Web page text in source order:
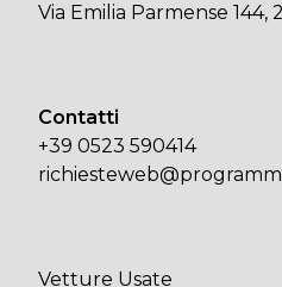
Via Emilia Parmense 144,
Contatti
+39 0523 590414
Vetture Usate